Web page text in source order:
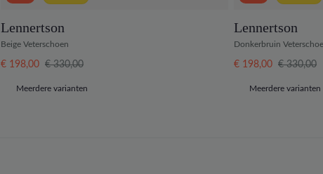
Lennertson
Beige Veterschoen
€ 198,00 € 330,00
Meerdere varianten
Lennertson
Donkerbruin
€ 198,00 € 330,00
Meerdere varianten